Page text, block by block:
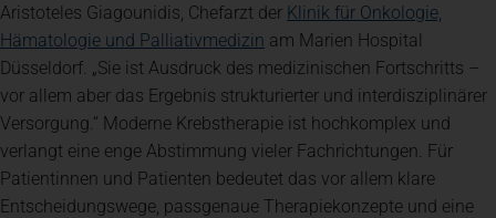
Aristoteles Giagounidis, Chefarzt der Klinik für Onkologie,
Hämatologie und Palliativmedizin (öffnet in einem neuen Tab)
am Marien Hospital
Düsseldorf. „Sie ist Ausdruck des medizinischen Fortschritts –
vor allem aber das Ergebnis strukturierter und interdisziplinärer
Versorgung.“ Moderne Krebstherapie ist hochkomplex und
verlangt eine enge Abstimmung vieler Fachrichtungen. Für
Patientinnen und Patienten bedeutet das vor allem klare
Entscheidungswege, passgenaue Therapiekonzepte und eine